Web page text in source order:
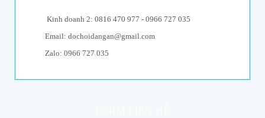
Kinh doanh 2: 0816 470 977 - 0966 727 035
Email: dochoidangan@gmail.com
Zalo: 0966 727 035